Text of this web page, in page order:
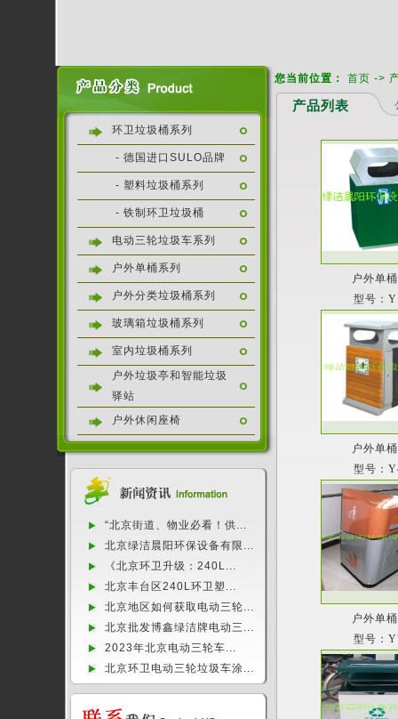
环卫垃圾桶系列
- 德国进口SULO品牌
- 塑料垃圾桶系列
- 铁制环卫垃圾桶
电动三轮垃圾车系列
户外单桶系列
户外分类垃圾桶系列
玻璃箱垃圾桶系列
室内垃圾桶系列
户外垃圾亭和智能垃圾
驿站
户外休闲座椅
“北京街道、物业必看！供...
北京绿洁晨阳环保设备有限...
《北京环卫升级：240L...
北京丰台区240L环卫塑...
北京地区如何获取电动三轮...
北京批发博鑫绿洁牌电动三...
2023年北京电动三轮车...
北京环卫电动三轮垃圾车涂...
您当前位置： 首页 ->
产品列表
户外单
型号：
户外单
型号：
户外单
型号：